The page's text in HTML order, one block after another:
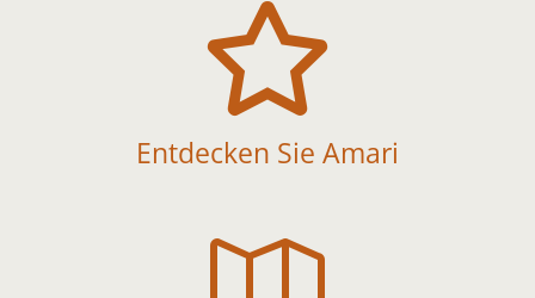

Entdecken Sie Amari